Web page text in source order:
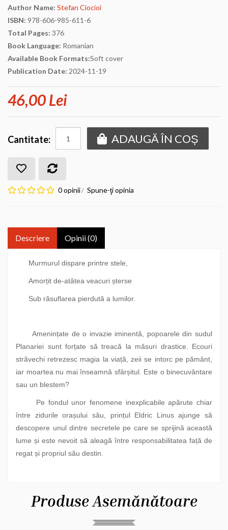
Author Name: Stefan Ciocioi
ISBN: 978-606-985-611-6
Total Pages: 376
Book Language: Romanian
Available Book Formats:Soft cover
Publication Date: 2024-11-19
46,00 Lei
Cantitate: ADAUGĂ ÎN COȘ
0 opinii/ Spune-ţi opinia
Descriere Opinii (0)
Murmurul dispare printre stele,
Amorțit de-atâtea veacuri șterse
Sub răsuflarea pierdută a lumilor.
Amenințate de o invazie iminentă, popoarele din sudul
Planariei sunt forțate să treacă la măsuri drastice. Ecouri
străvechi retrezesc magia la viață, zeii se intorc pe pământ,
iar moartea nu mai înseamnă sfârșitul. Este o binecuvântare
sau un blestem?
Pe fondul unor fenomene inexplicabile apărute chiar
între zidurile orașului său, prințul Eldric Linus ajunge să
descopere unul dintre secretele pe care se sprijină această
lume și este nevoit să aleagă între responsabilitatea față de
regat și propriul său destin.
Produse Asemănătoare